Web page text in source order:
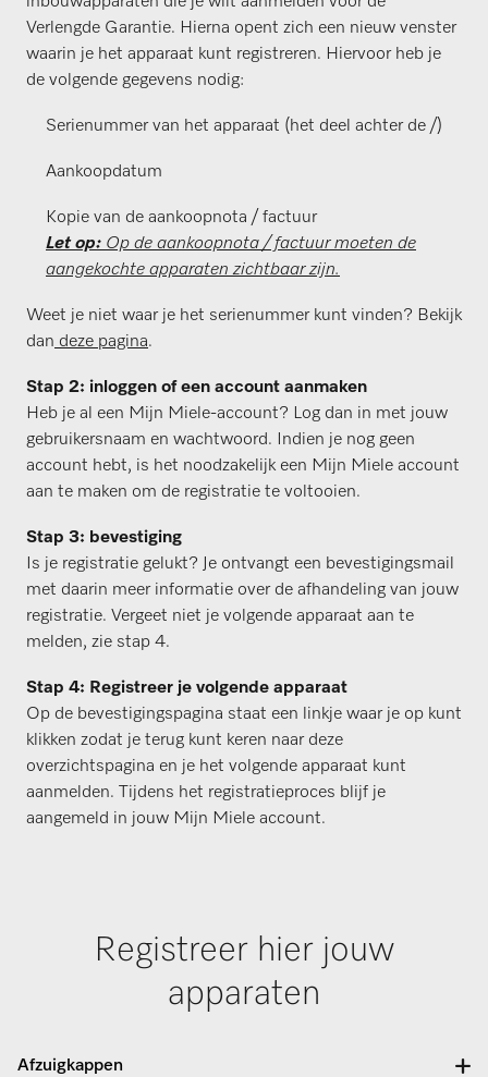
Verlengde Garantie. Hierna opent zich een nieuw venster
waarin je het apparaat kunt registreren. Hiervoor heb je
de volgende gegevens nodig:
Serienummer van het apparaat (het deel achter de /)
Aankoopdatum
Kopie van de aankoopnota / factuur
Let op: Op de aankoopnota / factuur moeten de
aangekochte apparaten zichtbaar zijn.
Weet je niet waar je het serienummer kunt vinden? Bekijk
dan deze pagina.
Stap 2: inloggen of een account aanmaken
Heb je al een Mijn Miele-account? Log dan in met jouw
gebruikersnaam en wachtwoord. Indien je nog geen
account hebt, is het noodzakelijk een Mijn Miele account
aan te maken om de registratie te voltooien.
Stap 3: bevestiging
Is je registratie gelukt? Je ontvangt een bevestigingsmail
met daarin meer informatie over de afhandeling van jouw
registratie. Vergeet niet je volgende apparaat aan te
melden, zie stap 4.
Stap 4: Registreer je volgende apparaat
Op de bevestigingspagina staat een linkje waar je op kunt
klikken zodat je terug kunt keren naar deze
overzichtspagina en je het volgende apparaat kunt
aanmelden. Tijdens het registratieproces blijf je
aangemeld in jouw Mijn Miele account.
Registreer hier jouw
apparaten
Afzuigkappen